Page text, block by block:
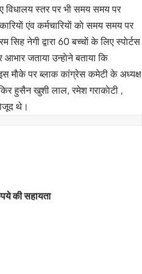
विधालय स्तर पर भी समय समय पर
एंव कर्मचारियाें काे समय समय पर
नेगी द्वारा 60 बच्चाें के लिए स्पाेर्टस
आभार जताया उन्हाेने बताया कि
माैके पर ब्लाक कांग्रेस कमेटी के अध्यक्ष
हुसैन खुशी लाल, रमेश गराकाेटी ,
थे।
की सहायता